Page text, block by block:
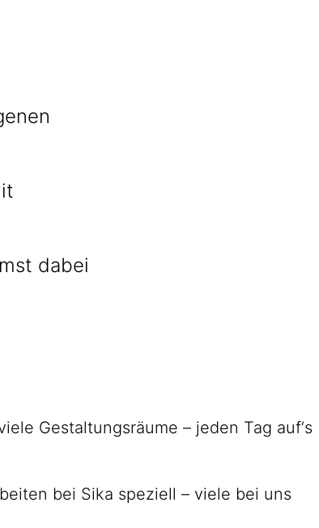
dabei
Gestaltungsräume – jeden Tag auf‘s
bei Sika speziell – viele bei uns